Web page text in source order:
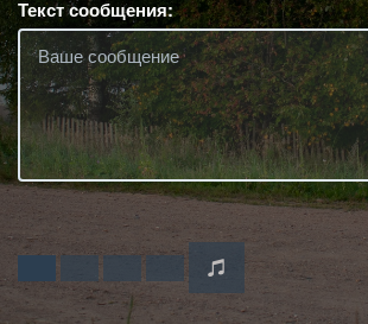
Текст сообщения: